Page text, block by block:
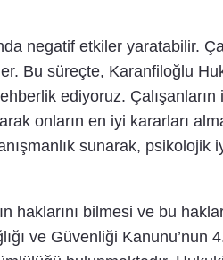
negatif etkiler yaratabilir.
Bu süreçte, Karanfiloğlu
ediyoruz. Çalışanların
onların en iyi kararları
sunarak, psikolojik
haklarını bilmesi ve bu
ve Güvenliği Kanunu’nun